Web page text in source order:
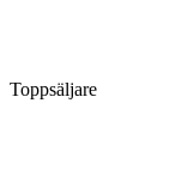
Toppsäljare